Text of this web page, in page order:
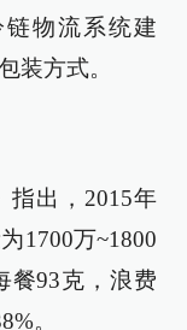
物流系统建
装方式。
指出，2015年
1700万~1800
餐93克，浪费
。